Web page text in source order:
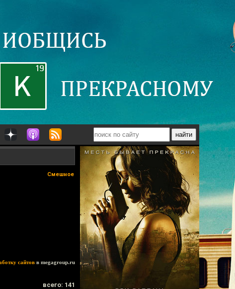
Смешное
сайтов в megagroup.ru
всего: 141